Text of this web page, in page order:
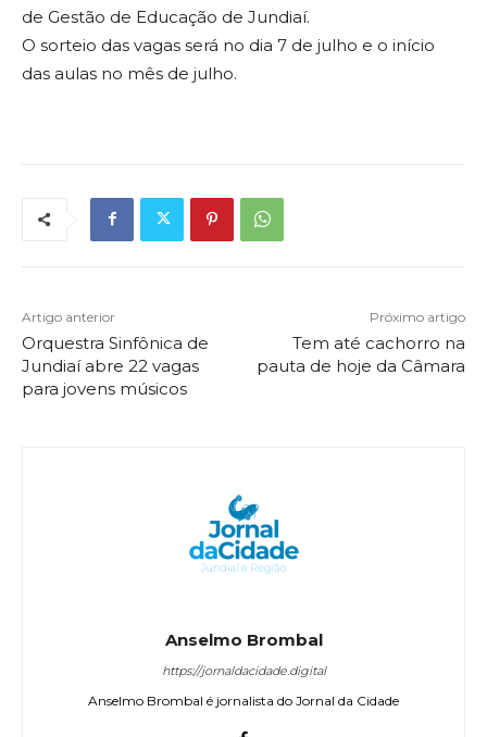
de Gestão de Educação de Jundiaí.
O sorteio das vagas será no dia 7 de julho e o início
das aulas no mês de julho.
Artigo anterior
Orquestra Sinfônica de
Jundiaí abre 22 vagas
para jovens músicos
Próximo artigo
Tem até cachorro na
pauta de hoje da Câmara
Anselmo Brombal
https://jornaldacidade.digital
Anselmo Brombal é jornalista do Jornal da Cidade